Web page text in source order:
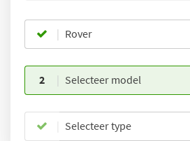
Rover
2 Selecteer model
Selecteer type